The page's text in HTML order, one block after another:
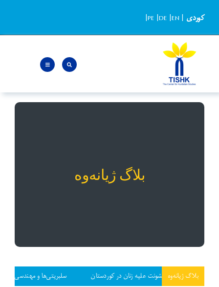
content
کوردی |
PE |DE |EN
|
بلاگ ژیانەوە
که به بررسی پرسش‌های روز و مسائل پرفراز و
نشیب کوردستان و منطقه می‌پردازد و تحت نظارت
بلاگ ژیانەوە
خشونت علیه زنان در کوردستان سلبریتی‌ها و مهندسی ناسیونالیسم ایرانی